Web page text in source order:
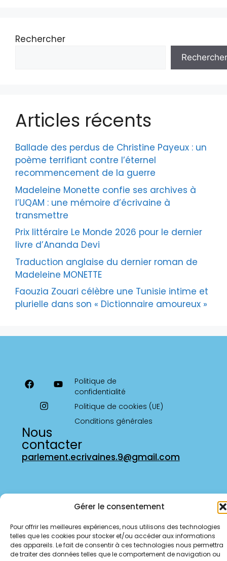
Gérer le consentement
Pour offrir les meilleures expériences, nous utilisons des technologies
telles que les cookies pour stocker et/ou accéder aux informations
des appareils. Le fait de consentir à ces technologies nous permettra
de traiter des données telles que le comportement de navigation ou
Rechercher
Rechercher
Articles récents
Ballade des perdus de Christine Payeux : un
poème terrifiant contre l’éternel
recommencement de la guerre
Madeleine Monette confie ses archives à
l’UQAM : une mémoire d’écrivaine à
transmettre
Prix littéraire Le Monde 2026 pour le dernier
livre d’Ananda Devi
Traduction anglaise du dernier roman de
Madeleine MONETTE
Faouzia Zouari célèbre une Tunisie intime et
plurielle dans son « Dictionnaire amoureux »
Politique de
confidentialité
Politique de cookies (UE)
Conditions générales
Nous
contacter
parlement.ecrivaines.9@gmail.com